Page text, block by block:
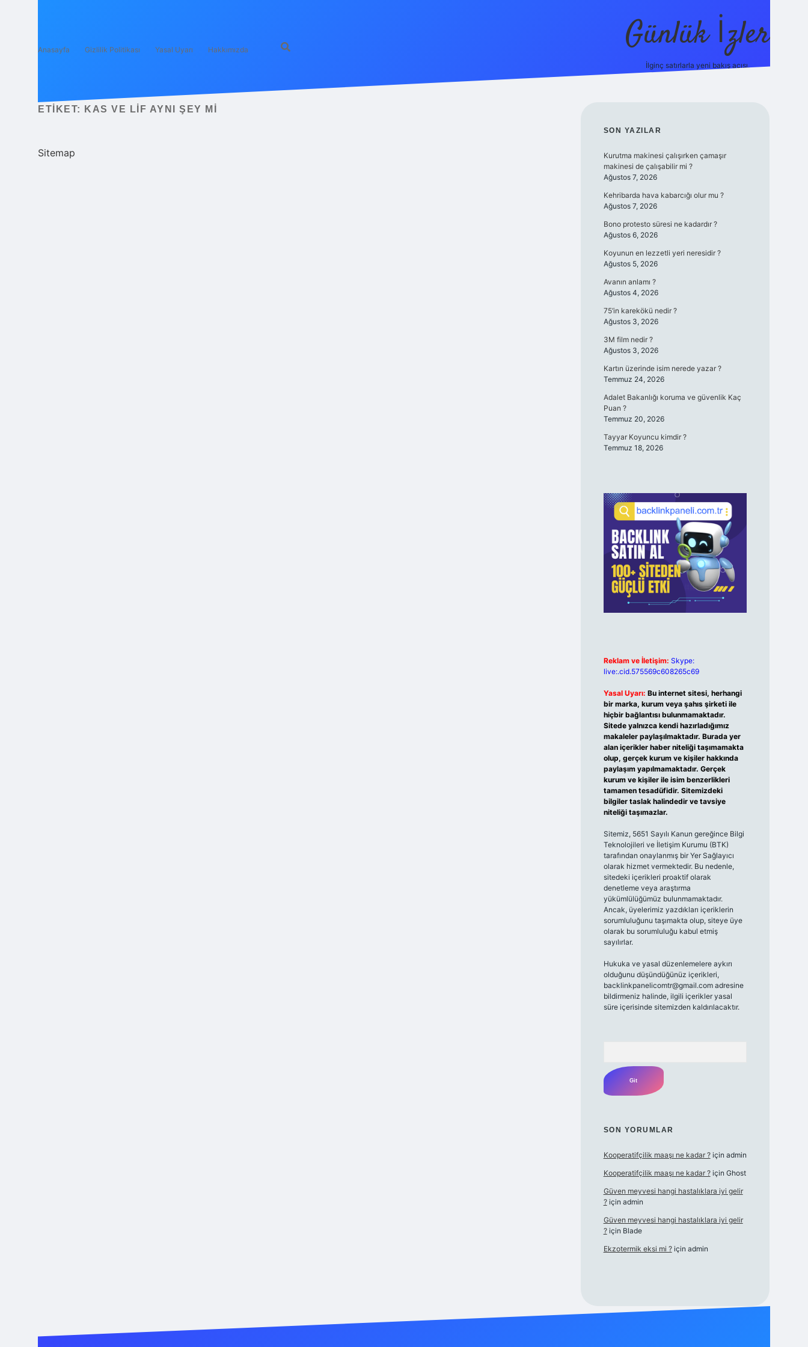
Anasayfa Gizlilik Politikası Yasal Uyarı Hakkımızda Günlük İzler
İlginç satırlarla yeni bakış açısı.
ETIKET: KAS VE LIF AYNI ŞEY MI
Sitemap
SIDEBAR
SON YAZILAR
Kurutma makinesi çalışırken çamaşır
makinesi de çalışabilir mi ?
Ağustos 7, 2026
Kehribarda hava kabarcığı olur mu ?
Ağustos 7, 2026
Bono protesto süresi ne kadardır ?
Ağustos 6, 2026
Koyunun en lezzetli yeri neresidir ?
Ağustos 5, 2026
Avanın anlamı ?
Ağustos 4, 2026
75’in karekökü nedir ?
Ağustos 3, 2026
3M film nedir ?
Ağustos 3, 2026
Kartın üzerinde isim nerede yazar ?
Temmuz 24, 2026
Adalet Bakanlığı koruma ve güvenlik Kaç
Puan ?
Temmuz 20, 2026
Tayyar Koyuncu kimdir ?
Temmuz 18, 2026
Reklam ve İletişim: Skype:
live:.cid.575569c608265c69
Yasal Uyarı: Bu internet sitesi, herhangi
bir marka, kurum veya şahıs şirketi ile
hiçbir bağlantısı bulunmamaktadır.
Sitede yalnızca kendi hazırladığımız
makaleler paylaşılmaktadır. Burada yer
alan içerikler haber niteliği taşımamakta
olup, gerçek kurum ve kişiler hakkında
paylaşım yapılmamaktadır. Gerçek
kurum ve kişiler ile isim benzerlikleri
tamamen tesadüfidir. Sitemizdeki
bilgiler taslak halindedir ve tavsiye
niteliği taşımazlar.
Sitemiz, 5651 Sayılı Kanun gereğince Bilgi
Teknolojileri ve İletişim Kurumu (BTK)
tarafından onaylanmış bir Yer Sağlayıcı
olarak hizmet vermektedir. Bu nedenle,
sitedeki içerikleri proaktif olarak
denetleme veya araştırma
yükümlülüğümüz bulunmamaktadır.
Ancak, üyelerimiz yazdıkları içeriklerin
sorumluluğunu taşımakta olup, siteye üye
olarak bu sorumluluğu kabul etmiş
sayılırlar.
Hukuka ve yasal düzenlemelere aykırı
olduğunu düşündüğünüz içerikleri,
backlinkpanelicomtr@gmail.comadresine
bildirmeniz halinde, ilgili içerikler yasal
süre içerisinde sitemizden kaldırılacaktır.
SON YORUMLAR
Kooperatifçilik maaşı ne kadar ?için admin
Kooperatifçilik maaşı ne kadar ?için Ghost
Güven meyvesi hangi hastalıklara iyi gelir
?için admin
Güven meyvesi hangi hastalıklara iyi gelir
?için Blade
Ekzotermik eksi mi ?için admin